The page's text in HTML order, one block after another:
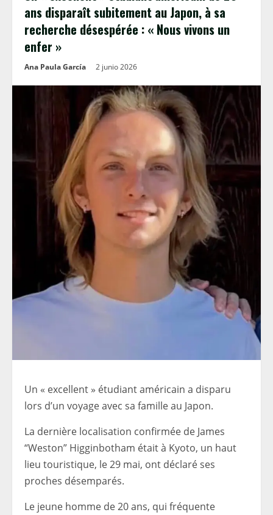
ans disparaît subitement au Japon, à sa
recherche désespérée : « Nous vivons un
enfer »
Ana Paula García 2 junio 2026
Un « excellent » étudiant américain a disparu
lors d’un voyage avec sa famille au Japon.
La dernière localisation confirmée de James
“Weston” Higginbotham était à Kyoto, un haut
lieu touristique, le 29 mai, ont déclaré ses
proches désemparés.
Le jeune homme de 20 ans, qui fréquente